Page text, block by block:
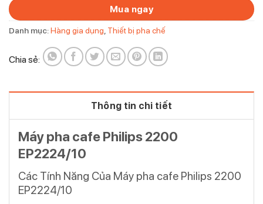
Mua ngay
Danh mục:Hàng gia dụng Thiết bị pha chế
Chia sẻ:
Thông tin chi tiết
Máy pha cafe Philips 2200
EP2224/10
Các Tính Năng Của Máy pha cafe Philips 2200
EP2224/10